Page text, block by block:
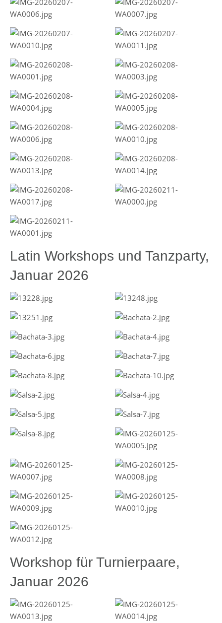
Latin Workshops und Tanzparty,
Januar 2026
Workshop für Turnierpaare,
Januar 2026